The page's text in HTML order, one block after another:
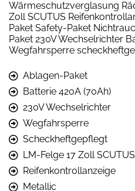
Wärmeschutzverglasung
Zoll SCUTUS
Paket Safety-Paket
Paket 230V Wechselrichter
Wegfahrsperre
Ablagen-Paket
Batterie 420A (70Ah)
230V Wechselrichter
Wegfahrsperre
Scheckheftgepflegt
LM-Felge 17 Zoll SCUTUS
Reifenkontrollanzeige
Metallic